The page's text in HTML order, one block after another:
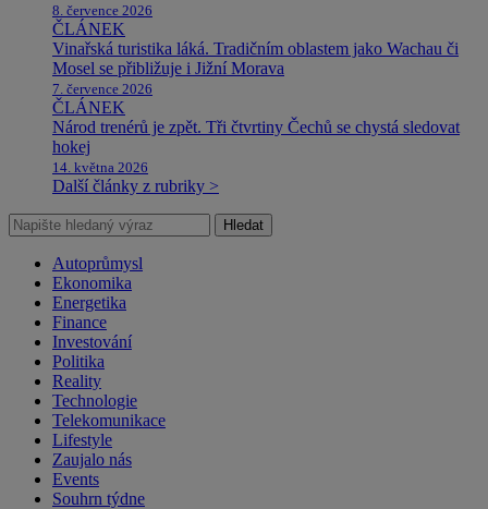
8. července 2026
ČLÁNEK
Vinařská turistika láká. Tradičním oblastem jako Wachau či
Mosel se přibližuje i Jižní Morava
7. července 2026
ČLÁNEK
Národ trenérů je zpět. Tři čtvrtiny Čechů se chystá sledovat
hokej
14. května 2026
Další články z rubriky >
Hledat
Autoprůmysl
Ekonomika
Energetika
Finance
Investování
Politika
Reality
Technologie
Telekomunikace
Lifestyle
Zaujalo nás
Events
Souhrn týdne